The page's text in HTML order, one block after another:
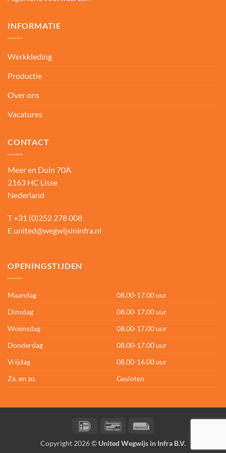
INFORMATIE
Werkkleding
Productie
Over ons
Vacatures
CONTACT
Meer en Duin 70A
2163 HC Lisse
Nederland
T+31 (0)252 278 008
E united@wegwijsininfra.nl
OPENINGSTIJDEN
Maandag
08.00-17.00 uur
Dinsdag
08.00-17.00 uur
Woensdag
08.00-17.00 uur
Donderdag
08.00-17.00 uur
Vrijdag
08.00-16.00 uur
Za. en zo.
Gesloten
IDeal Bancontact
Copyright 2026 © United Wegwijs in Infra B.V.